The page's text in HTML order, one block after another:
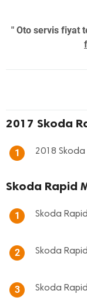
" Oto servis fiyat
2017 Skoda
1 2018 Skoda
Skoda Rapid
1 Skoda
2 Skoda
3 Skoda